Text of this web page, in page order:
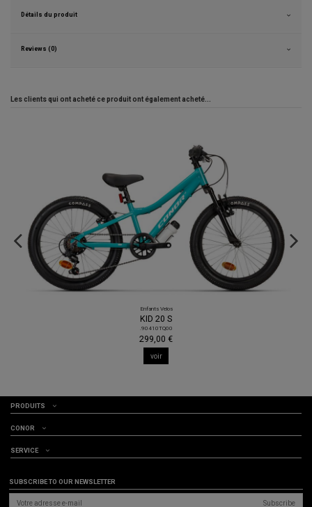
Détails du produit
Reviews (0)
Les clients qui ont acheté ce produit ont également acheté...
PRODUITS
CONOR
SERVICE
SUBSCRIBE TO OUR NEWSLETTER
Subscribe